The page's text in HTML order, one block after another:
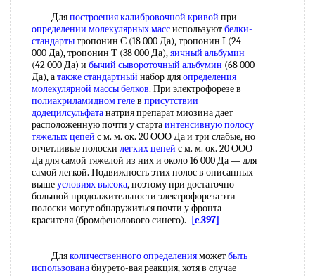
Дляпостроения калибровочной кривой при
определении молекулярных массиспользуютбелки-
стандартытропонин С (18 000 Да), тропонин I (24
000 Да), тропонин Т (38 000 Да),яичный альбумин
(42 000 Да) и бычий сывороточный альбумин (68 000
Да), атакже стандартный набор дляопределения
молекулярной массы белков. При электрофорезе в
полиакриламидном гелев присутствии
додецилсульфатанатрия препарат миозина дает
расположенную почти у стартаинтенсивную полосу
тяжелых цепей с м. м. ок. 20 ООО Да и три слабые, но
отчетливые полоски легких цепей с м. м. ок. 20 ООО
Да для самой тяжелой из них и около 16 000 Да — для
самой легкой. Подвижность этих полос в описанных
вышеусловиях высока, поэтому при достаточно
большой продолжительности электрофореза эти
полоски могут обнаружиться почти у фронта
красителя (бромфенолового синего).
[c.397]
Дляколичественного определенияможетбыть
использованабиурето-вая реакция, хотя в случае